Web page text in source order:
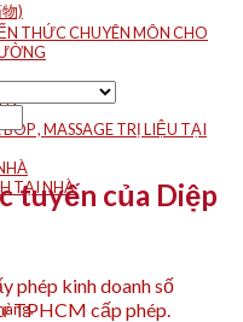
)
THỨC CHUYÊN MÔN CHO
, MASSAGE TRỊ LIỆU TẠI
TẠI NHÀ
tuyến của Diệp
phép kinh doanh số
TPHCM cấp phép.